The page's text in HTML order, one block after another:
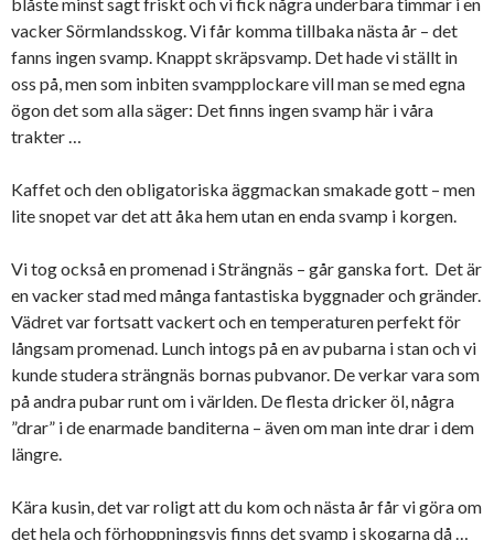
blåste minst sagt friskt och vi fick några underbara timmar i en
vacker Sörmlandsskog. Vi får komma tillbaka nästa år – det
fanns ingen svamp. Knappt skräpsvamp. Det hade vi ställt in
oss på, men som inbiten svampplockare vill man se med egna
ögon det som alla säger: Det finns ingen svamp här i våra
trakter …
Kaffet och den obligatoriska äggmackan smakade gott – men
lite snopet var det att åka hem utan en enda svamp i korgen.
Vi tog också en promenad i Strängnäs – går ganska fort. Det är
en vacker stad med många fantastiska byggnader och gränder.
Vädret var fortsatt vackert och en temperaturen perfekt för
långsam promenad. Lunch intogs på en av pubarna i stan och vi
kunde studera strängnäs bornas pubvanor. De verkar vara som
på andra pubar runt om i världen. De flesta dricker öl, några
”drar” i de enarmade banditerna – även om man inte drar i dem
längre.
Kära kusin, det var roligt att du kom och nästa år får vi göra om
det hela och förhoppningsvis finns det svamp i skogarna då …